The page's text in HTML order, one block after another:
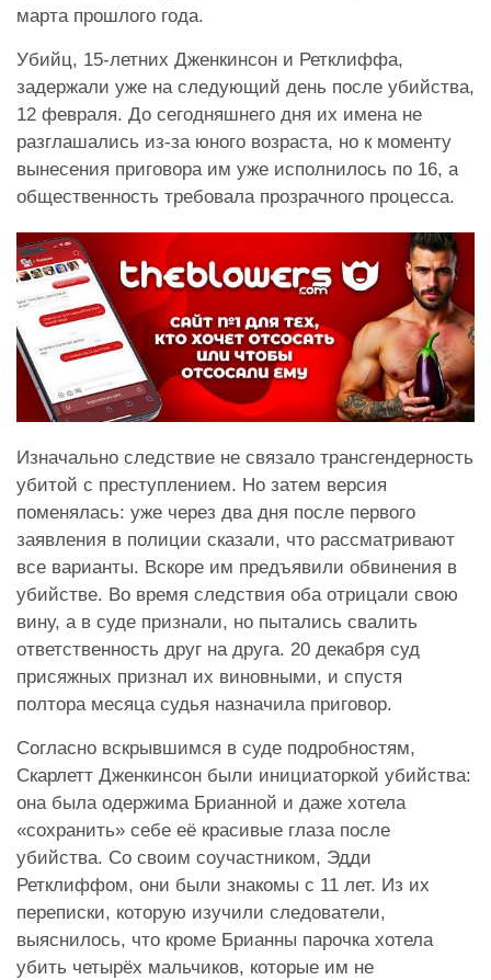
марта прошлого года.
Убийц, 15-летних Дженкинсон и Ретклиффа,
задержали уже на следующий день после убийства,
12 февраля. До сегодняшнего дня их имена не
разглашались из-за юного возраста, но к моменту
вынесения приговора им уже исполнилось по 16, а
общественность требовала прозрачного процесса.
Изначально следствие не связало трансгендерность
убитой с преступлением. Но затем версия
поменялась: уже через два дня после первого
заявления в полиции сказали, что рассматривают
все варианты. Вскоре им предъявили обвинения в
убийстве. Во время следствия оба отрицали свою
вину, а в суде признали, но пытались свалить
ответственность друг на друга. 20 декабря суд
присяжных признал их виновными, и спустя
полтора месяца судья назначила приговор.
Согласно вскрывшимся в суде подробностям,
Скарлетт Дженкинсон были инициаторкой убийства:
она была одержима Брианной и даже хотела
«сохранить» себе её красивые глаза после
убийства. Со своим соучастником, Эдди
Ретклиффом, они были знакомы с 11 лет. Из их
переписки, которую изучили следователи,
выяснилось, что кроме Брианны парочка хотела
убить четырёх мальчиков, которые им не